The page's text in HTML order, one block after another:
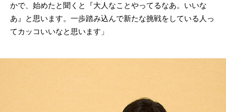
かで、始めたと聞くと『大人なことやってるなあ。いいな
あ』と思います。一歩踏み込んで新たな挑戦をしている人っ
てカッコいいなと思います」